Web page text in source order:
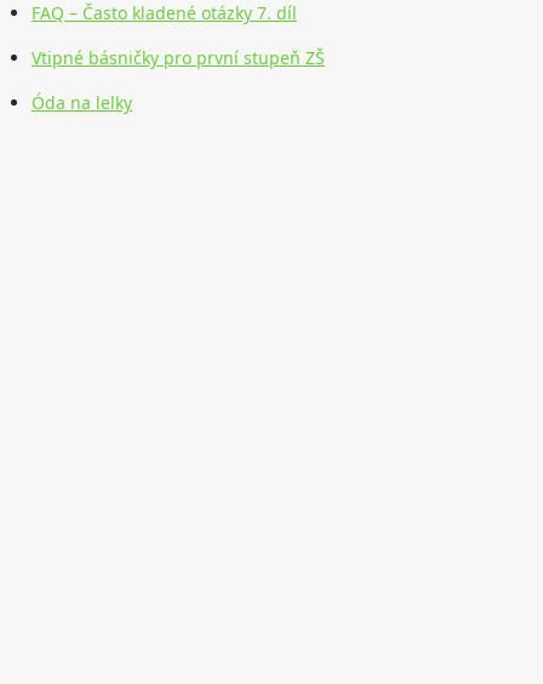
FAQ – Často kladené otázky 7. díl
Vtipné básničky pro první stupeň ZŠ
Óda na lelky